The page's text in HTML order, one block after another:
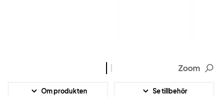
Zoom
Om produkten Se tillbehör